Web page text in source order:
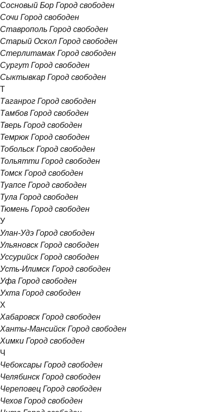
Сосновый Бор Город свободен
Сочи Город свободен
Ставрополь Город свободен
Старый Оскол Город свободен
Стерлитамак Город свободен
Сургут Город свободен
Сыктывкар Город свободен
Т
Таганрог Город свободен
Тамбов Город свободен
Тверь Город свободен
Темрюк Город свободен
Тобольск Город свободен
Тольятти Город свободен
Томск Город свободен
Туапсе Город свободен
Тула Город свободен
Тюмень Город свободен
У
Улан-Удэ Город свободен
Ульяновск Город свободен
Уссурийск Город свободен
Усть-Илимск Город свободен
Уфа Город свободен
Ухта Город свободен
Х
Хабаровск Город свободен
Ханты-Мансийск Город свободен
Химки Город свободен
Ч
Чебоксары Город свободен
Челябинск Город свободен
Череповец Город свободен
Чехов Город свободен